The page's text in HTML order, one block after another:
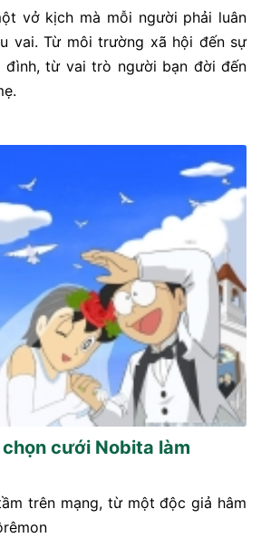
vở kịch mà mỗi người phải luân
vai. Từ môi trường xã hội đến sự
đình, từ vai trò người bạn đời đến
cưới Nobita làm
trên mạng, từ một độc giả hâm